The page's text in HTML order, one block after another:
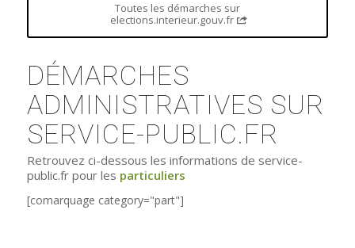
Toutes les démarches sur
elections.interieur.gouv.fr
DÉMARCHES
ADMINISTRATIVES SUR
SERVICE-PUBLIC.FR
Retrouvez ci-dessous les informations de service-
public.fr pour les particuliers
[comarquage category="part"]